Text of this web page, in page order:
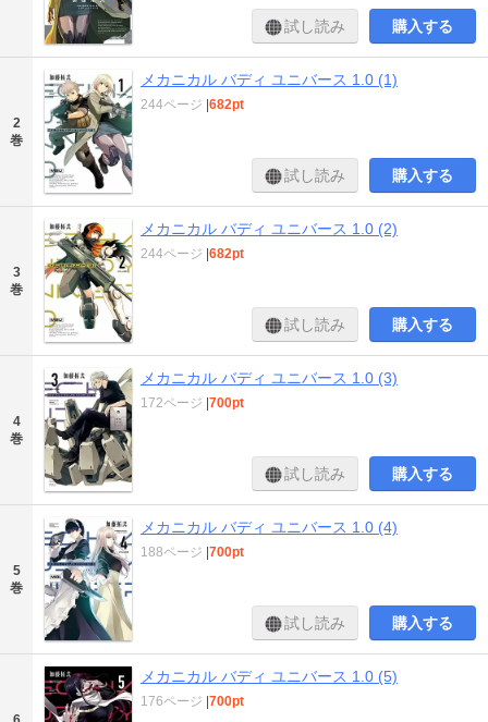
試し読み 購入する
2
巻
メカニカル バディ ユニバース 1.0 (1)
244ページ |682pt
試し読み 購入する
3
巻
メカニカル バディ ユニバース 1.0 (2)
244ページ |682pt
試し読み 購入する
4
巻
メカニカル バディ ユニバース 1.0 (3)
172ページ |700pt
試し読み 購入する
5
巻
メカニカル バディ ユニバース 1.0 (4)
188ページ |700pt
試し読み 購入する
メカニカル バディ ユニバース 1.0 (5)
176ページ |700pt